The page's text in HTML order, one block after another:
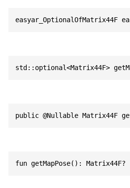
easyar_OptionalOfMatrix44F
std::optional<Matrix44F>
public @Nullable Matrix44F
fun getMapPose(): Matrix44F?